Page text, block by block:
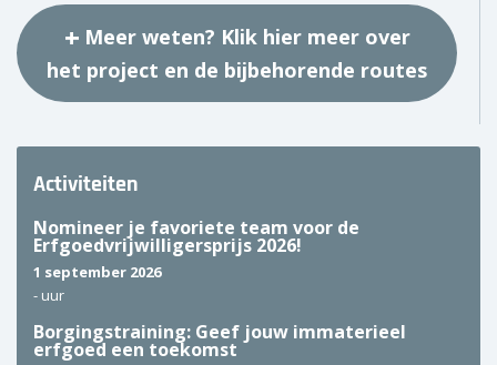
Meer weten? Klik hier meer over
het project en de bijbehorende routes
Activiteiten
Nomineer je favoriete team voor de
Erfgoedvrijwilligersprijs 2026!
1 september 2026
- uur
Borgingstraining: Geef jouw immaterieel
erfgoed een toekomst